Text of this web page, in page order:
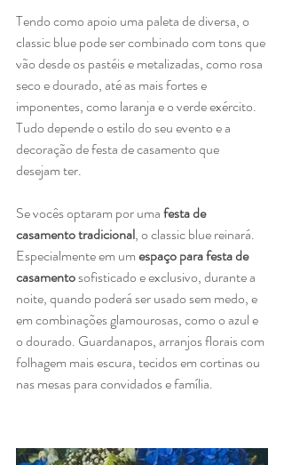
Tendo como apoio uma paleta de diversa, o
classic blue pode ser combinado com tons que
vão desde os pastéis e metalizadas, como rosa
seco e dourado, até as mais fortes e
imponentes, como laranja e o verde exército.
Tudo depende o estilo do seu evento e a
decoração de festa de casamento que
desejam ter.
Se vocês optaram por uma festa de
casamento tradicional, o classic blue reinará.
Especialmente em um espaço para festa de
casamento sofisticado e exclusivo, durante a
noite, quando poderá ser usado sem medo, e
em combinações glamourosas, como o azul e
o dourado. Guardanapos, arranjos florais com
folhagem mais escura, tecidos em cortinas ou
nas mesas para convidados e família.